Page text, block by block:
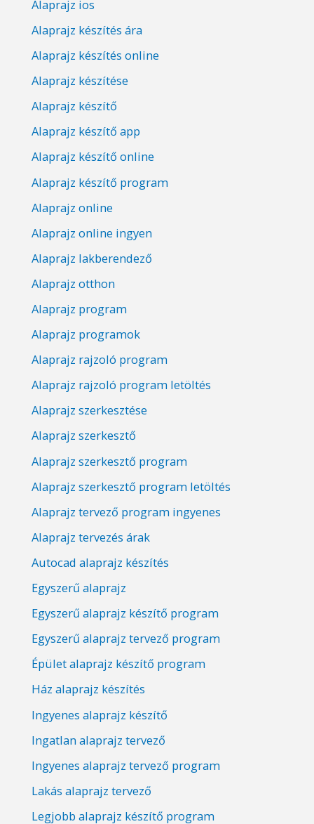
Alaprajz ios
Alaprajz készítés ára
Alaprajz készítés online
Alaprajz készítése
Alaprajz készítő
Alaprajz készítő app
Alaprajz készítő online
Alaprajz készítő program
Alaprajz online
Alaprajz online ingyen
Alaprajz lakberendező
Alaprajz otthon
Alaprajz program
Alaprajz programok
Alaprajz rajzoló program
Alaprajz rajzoló program letöltés
Alaprajz szerkesztése
Alaprajz szerkesztő
Alaprajz szerkesztő program
Alaprajz szerkesztő program letöltés
Alaprajz tervező program ingyenes
Alaprajz tervezés árak
Autocad alaprajz készítés
Egyszerű alaprajz
Egyszerű alaprajz készítő program
Egyszerű alaprajz tervező program
Épület alaprajz készítő program
Ház alaprajz készítés
Ingyenes alaprajz készítő
Ingatlan alaprajz tervező
Ingyenes alaprajz tervező program
Lakás alaprajz tervező
Legjobb alaprajz készítő program